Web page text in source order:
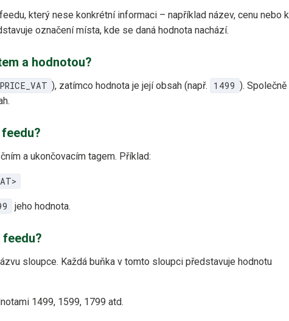
který nese konkrétní informaci – například název, cenu nebo
označení místa, kde se daná hodnota nachází.
a hodnotou?
PRICE_VAT ), zatímco hodnota je její obsah (např. 1499 ). Společně
a ukončovacím tagem. Příklad:
jeho hodnota.
feedu?
sloupce. Každá buňka v tomto sloupci představuje hodnotu
1499, 1599, 1799 atd.